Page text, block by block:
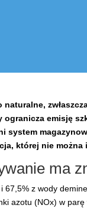
emisję
której nie można
ma
z wody
azotu (NOx) w